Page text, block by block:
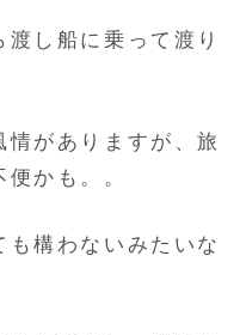
し船に乗って渡り
情がありますが、旅
かも。。
構わないみたいな